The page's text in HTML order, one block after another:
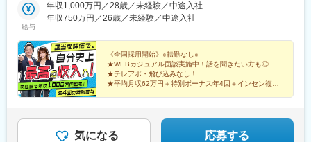
勤務候補地：北海道、青森県、岩手県、宮城県、秋田県、山形
県、福島県、茨城県、栃木県、群馬県、埼玉県、千葉県、東京
県、岐阜県、静岡県、愛知県、三重県、滋賀県、京都府、大阪
府、兵庫県、奈良県、和歌山県、鳥取県、島根県、岡山県、広島
県、山口県、徳島県、香川県、愛媛県、高知県、福岡県、佐賀
県、長崎県、熊本県、大分県、宮崎県、鹿児島県、沖縄県
給与
年収1,000万円／28歳／未経験／中途入社
年収750万円／26歳／未経験／中途入社
《全国採用開始》※転勤なし※
★WEBカジュアル面談実施中！話を聞きたい方も◎
★テレアポ・飛び込みなし！
★平均月収62万円＋特別ボーナス年4回＋インセン複数
気になる 応募する